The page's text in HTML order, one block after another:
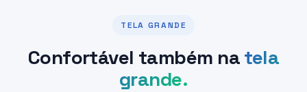
TELA GRANDE
Confortável também natela
grande.